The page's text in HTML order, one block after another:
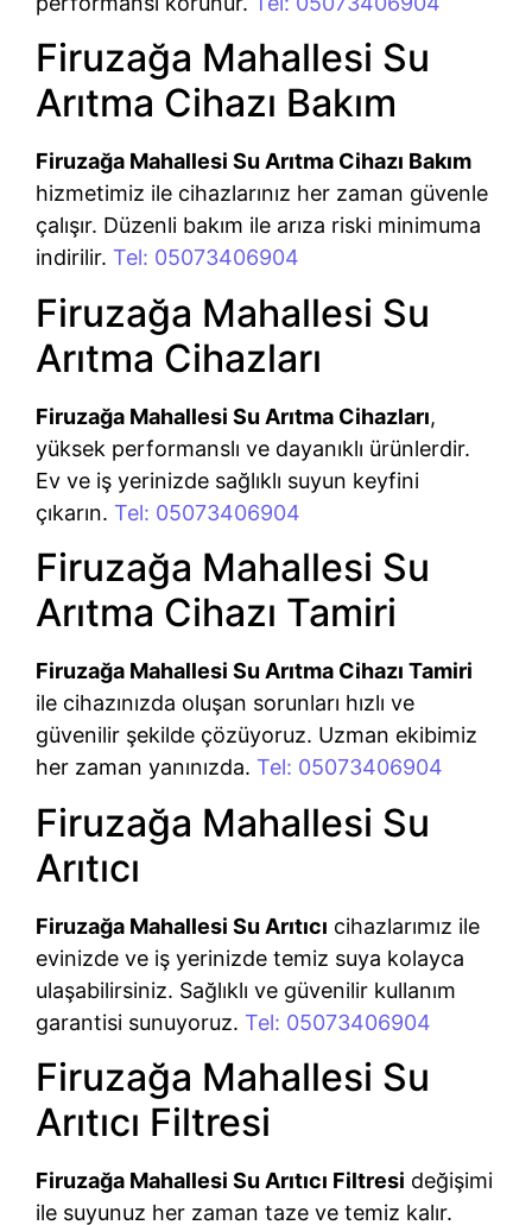
Firuzağa Mahallesi Su
Arıtma Cihazı Bakım
Firuzağa Mahallesi Su Arıtma Cihazı Bakım
hizmetimiz ile cihazlarınız her zaman güvenle
çalışır. Düzenli bakım ile arıza riski minimuma
indirilir. Tel: 05073406904
Firuzağa Mahallesi Su
Arıtma Cihazları
Firuzağa Mahallesi Su Arıtma Cihazları,
yüksek performanslı ve dayanıklı ürünlerdir.
Ev ve iş yerinizde sağlıklı suyun keyfini
çıkarın. Tel: 05073406904
Firuzağa Mahallesi Su
Arıtma Cihazı Tamiri
Firuzağa Mahallesi Su Arıtma Cihazı Tamiri
ile cihazınızda oluşan sorunları hızlı ve
güvenilir şekilde çözüyoruz. Uzman ekibimiz
her zaman yanınızda. Tel: 05073406904
Firuzağa Mahallesi Su
Arıtıcı
Firuzağa Mahallesi Su Arıtıcı cihazlarımız ile
evinizde ve iş yerinizde temiz suya kolayca
ulaşabilirsiniz. Sağlıklı ve güvenilir kullanım
garantisi sunuyoruz. Tel: 05073406904
Firuzağa Mahallesi Su
Arıtıcı Filtresi
Firuzağa Mahallesi Su Arıtıcı Filtresi değişimi
ile suyunuz her zaman taze ve temiz kalır.